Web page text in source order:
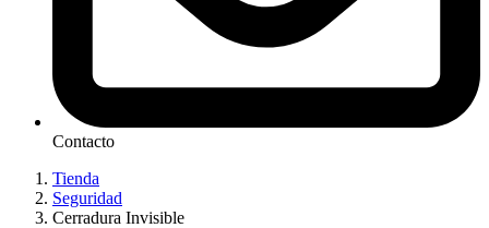
Contacto
Tienda
Seguridad
Cerradura Invisible